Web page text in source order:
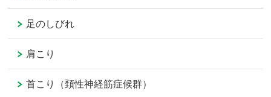
足のしびれ
肩こり
首こり（頚性神経筋症候群）